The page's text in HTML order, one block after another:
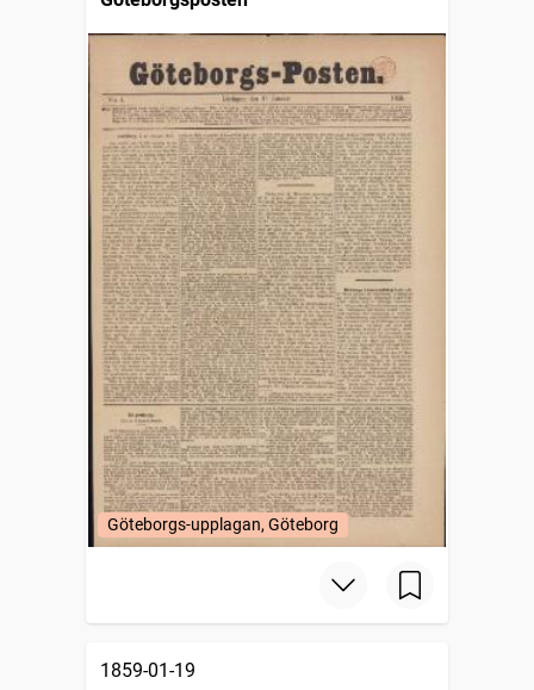
Göteborgs-upplagan, Göteborg
1859-01-19